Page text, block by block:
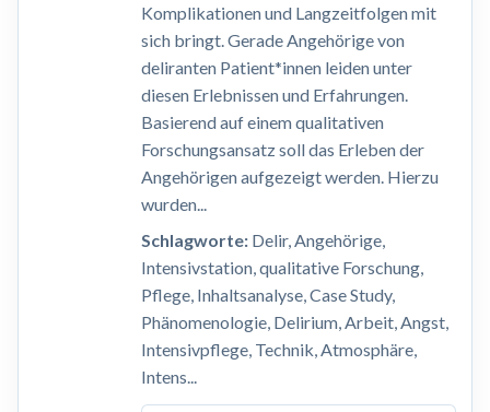
Komplikationen und Langzeitfolgen mit
sich bringt. Gerade Angehörige von
deliranten Patient*innen leiden unter
diesen Erlebnissen und Erfahrungen.
Basierend auf einem qualitativen
Forschungsansatz soll das Erleben der
Angehörigen aufgezeigt werden. Hierzu
wurden...
Schlagworte:Delir, Angehörige,
Intensivstation, qualitative Forschung,
Pflege, Inhaltsanalyse, Case Study,
Phänomenologie, Delirium, Arbeit, Angst,
Intensivpflege, Technik, Atmosphäre,
Intens...